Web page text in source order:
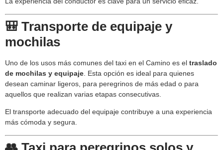
🎒 Transporte de equipaje y
mochilas
Uno de los usos más comunes del taxi en el Camino es el traslado
de mochilas y equipaje . Esta opción es ideal para quienes
desean caminar ligeros, para peregrinos de más edad o para
aquellos que realizan varias etapas consecutivas.
El transporte adecuado del equipaje contribuye a una experiencia
más cómoda y segura.